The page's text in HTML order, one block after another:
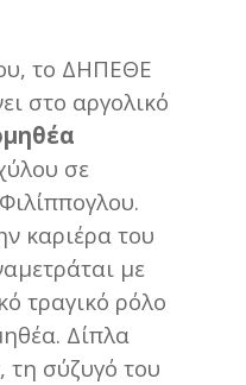
το ΔΗΠΕΘΕ
στο αργολικό
σε
καριέρα του
με
τραγικό ρόλο
Δίπλα
τη σύζυγό του